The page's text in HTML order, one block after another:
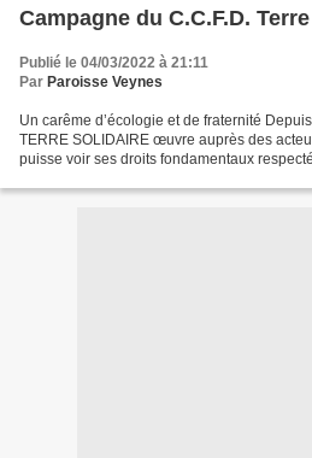
Campagne du C.C.F.D.
Publié le 04/03/2022 à 21:11
Par Paroisse Veynes
Un carême d’écologie et de fraternité
TERRE SOLIDAIRE œuvre auprès des
puisse voir ses droits fondamentaux